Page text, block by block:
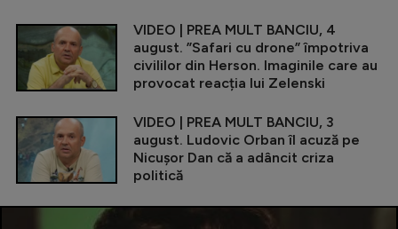
VIDEO | PREA MULT BANCIU, 4
august. ”Safari cu drone” împotriva
civililor din Herson. Imaginile care au
provocat reacția lui Zelenski
VIDEO | PREA MULT BANCIU, 3
august. Ludovic Orban îl acuză pe
Nicușor Dan că a adâncit criza
politică